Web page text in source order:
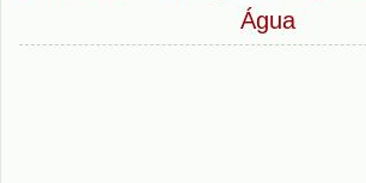
Água